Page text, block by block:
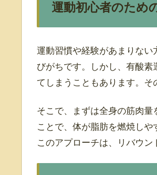
運動初心者のため
運動習慣や経験があまりな
びがちです。しかし、有酸
てしまうこともあります。そ
そこで、まずは全身の筋肉
ことで、体が脂肪を燃焼しや
このアプローチは、リバウン